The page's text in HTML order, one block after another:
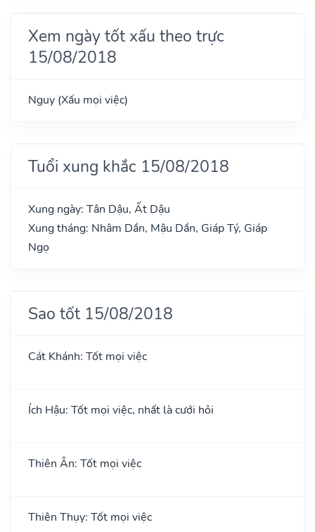
Xem ngày tốt xấu theo trực
15/08/2018
Nguy (Xấu mọi việc)
Tuổi xung khắc 15/08/2018
Xung ngày: Tân Dậu, Ất Dậu
Xung tháng: Nhâm Dần, Mậu Dần, Giáp Tý, Giáp
Ngọ
Sao tốt 15/08/2018
Cát Khánh: Tốt mọi việc
Ích Hậu: Tốt mọi việc, nhất là cưới hỏi
Thiên Ân: Tốt mọi việc
Thiên Thụy: Tốt mọi việc